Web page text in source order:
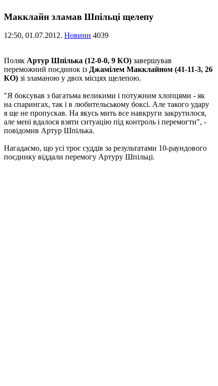
Макклайн зламав Шпільці щелепу
12:50, 01.07.2012. Новини 4039
Поляк Артур Шпілька (12-0-0, 9 КО) завершував
переможний поєдинок із Джамілем Макклайном (41-11-3, 26
КО) зі зламаною у двох місцях щелепою.
"Я боксував з багатьма великими і потужним хлопцями - як
на спарингах, так і в любительському боксі. Але такого удару
я ще не пропускав. На якусь мить все навкруги закрутилося,
але мені вдалося взяти ситуацію під контроль і перемогти", -
повідомив Артур Шпілька.
Нагадаємо, що усі троє суддів за результатами 10-раундового
поєдинку віддали перемогу Артуру Шпільці.